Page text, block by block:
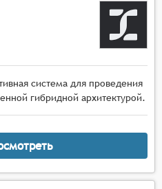
система для проведения
гибридной архитектурой.